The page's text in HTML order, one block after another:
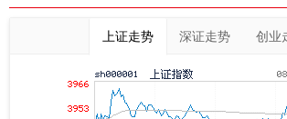
上证走势 深证走势 创业